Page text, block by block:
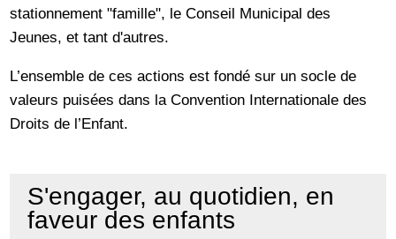
stationnement "famille", le Conseil Municipal des
Jeunes, et tant d'autres.
L’ensemble de ces actions est fondé sur un socle de
valeurs puisées dans la Convention Internationale des
Droits de l’Enfant.
S'engager, au quotidien, en
faveur des enfants